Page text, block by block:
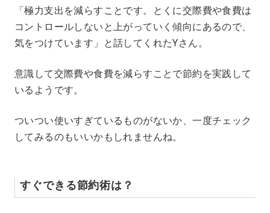
「極力支出を減らすことです。とくに交際費や食費は
コントロールしないと上がっていく傾向にあるので、
気をつけています」と話してくれたYさん。
意識して交際費や食費を減らすことで節約を実践して
いるようです。
ついつい使いすぎているものがないか、一度チェック
してみるのもいいかもしれませんね。
すぐできる節約術は？